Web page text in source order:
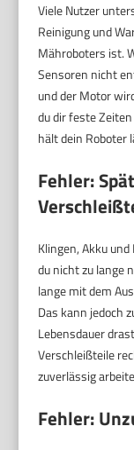
Viele Nutzer
Reinigung und
Mähroboters ist.
Sensoren nicht
und der Motor
du dir feste
hält dein Roboter
Fehler:
Klingen, Akku
du nicht zu lange
lange mit dem
Das kann jedoch
Lebensdauer
Verschleißteile
zuverlässig
Fehler: